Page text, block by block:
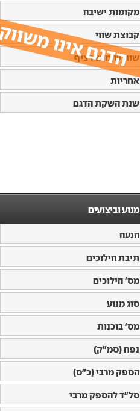
הדגם אינו
מקומות ישיבה
קבוצת שווי
שווי שימוש רציף
אחריות
שנת השקת הדגם
מנוע וביצועים
הנעה
תיבת הילוכים
מס' הילוכים
סוג מנוע
מס' בוכנות
נפח (סמ"ק)
הספק מרבי (כ"ס)
סל"ד להספק מרבי